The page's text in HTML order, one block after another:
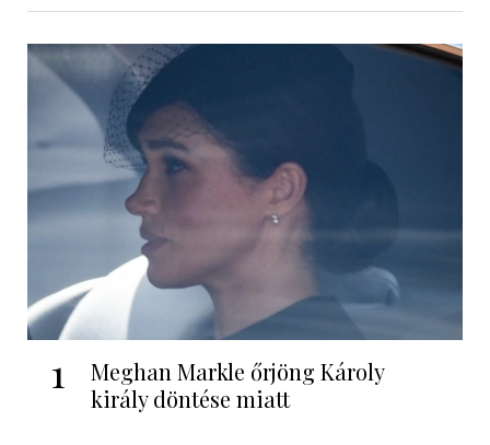
1
Meghan Markle őrjöng Károly
király döntése miatt